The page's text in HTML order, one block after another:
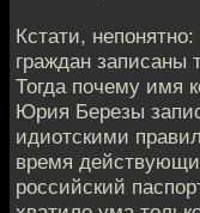
Кстати,
граждан записаны
Тогда почему имя
Юрия Березы
идиотскими
время
российский